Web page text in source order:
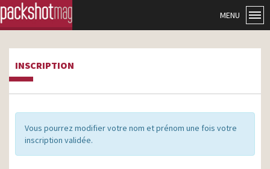
MENU
INSCRIPTION
Vous pourrez modifier votre nom et prénom une fois votre
inscription validée.